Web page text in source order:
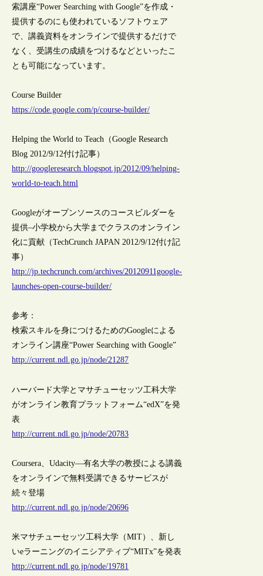
索講座“Power Searching with Google”を作成・
提供するのにも使われているソフトウェア
で、講義資料をオンラインで提供するだけで
なく、受講生の成績をつけるなどといったこ
とも可能になっています。
Course Builder
https://code.google.com/p/course-builder/
Helping the World to Teach（Google Research
Blog 2012/9/12付け記事）
http://googleresearch.blogspot.jp/2012/09/helping-
world-to-teach.html
Googleがオープンソースのコースビルダーを
提供–小学校から大学までクラスのオンライン
化に貢献（TechCrunch JAPAN 2012/9/12付け記
事）
http://jp.techcrunch.com/archives/20120911google-
launches-open-course-builder/
参考：
検索スキルを身につけるためのGoogleによる
オンライン講座“Power Searching with Google”
http://current.ndl.go.jp/node/21287
ハーバード大学とマサチューセッツ工科大学
がオンライン教育プラットフォーム“edX”を発
表
http://current.ndl.go.jp/node/20783
Coursera、Udacity―有名大学の教授による講義
をオンラインで無料受講できるサービスが
続々登場
http://current.ndl.go.jp/node/20696
米マサチューセッツ工科大学（MIT）、新し
いeラーニングのイニシアティブ“MITx”を発表
http://current.ndl.go.jp/node/19781